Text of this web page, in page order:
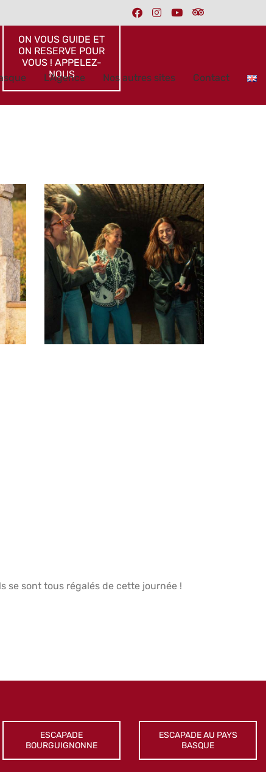
L’Agence Nos autres sites Contact
ON VOUS GUIDE ET
ON RESERVE POUR
VOUS ! APPELEZ-
NOUS
se sont tous régalés de cette journée !
ESCAPADE
BOURGUIGNONNE
ESCAPADE AU PAYS
BASQUE